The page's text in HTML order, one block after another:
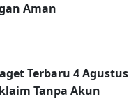
Aman
Terbaru 4 Agustus
Tanpa Akun